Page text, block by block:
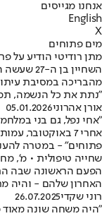
אנחנו מגייסים
English
X
מים פתוחים
מתן רודיטי הודיע על
מהבריכה במסיבת
"נתת את כל הנשמה,
אורן אהרוני05.01.2026
"אחי נפל, גם בני
אחרי 7
פתוחים" - במטרה
שחייה טיפולית • מ',
הפעם הראשונה שבה
האחרון שלהם - והיה
רוני שקדי26.07.2025
"היה משחה שונה מאוד